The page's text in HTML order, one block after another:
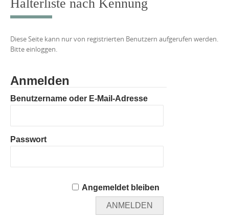
Halterliste nach Kennung
Diese Seite kann nur von registrierten Benutzern aufgerufen werden.
Bitte einloggen.
Anmelden
Benutzername oder E-Mail-Adresse
Passwort
Angemeldet bleiben